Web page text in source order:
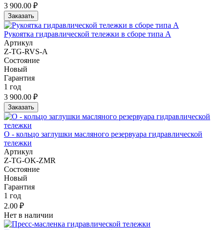
3 900.00 ₽
Заказать
Рукоятка гидравлической тележки в сборе типа A
Артикул
Z-TG-RVS-A
Состояние
Новый
Гарантия
1 год
3 900.00 ₽
Заказать
О - кольцо заглушки масляного резервуара гидравлической
тележки
Артикул
Z-TG-OK-ZMR
Состояние
Новый
Гарантия
1 год
2.00 ₽
Нет в наличии